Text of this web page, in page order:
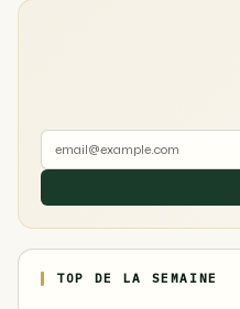
TOP DE LA SEMAINE